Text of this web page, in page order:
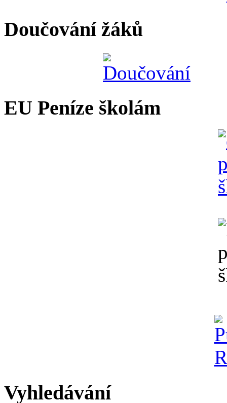
Doučování žáků
EU Peníze školám
Vyhledávání